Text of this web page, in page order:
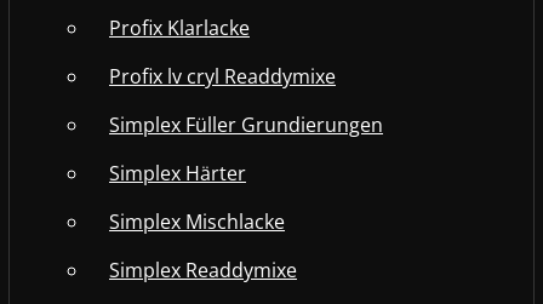
Profix Klarlacke
Profix lv cryl Readdymixe
Simplex Füller Grundierungen
Simplex Härter
Simplex Mischlacke
Simplex Readdymixe